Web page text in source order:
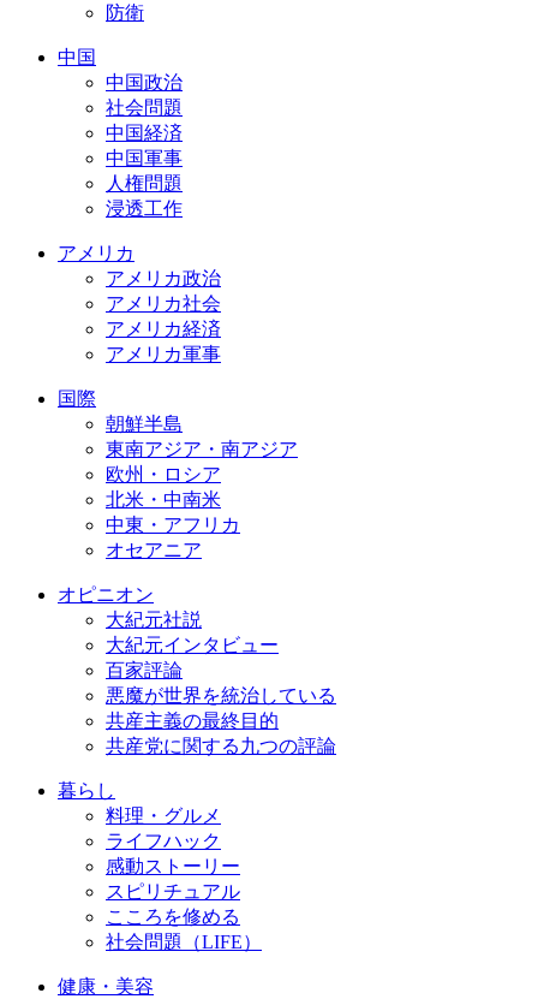
防衛
中国
中国政治
社会問題
中国経済
中国軍事
人権問題
浸透工作
アメリカ
アメリカ政治
アメリカ社会
アメリカ経済
アメリカ軍事
国際
朝鮮半島
東南アジア・南アジア
欧州・ロシア
北米・中南米
中東・アフリカ
オセアニア
オピニオン
大紀元社説
大紀元インタビュー
百家評論
悪魔が世界を統治している
共産主義の最終目的
共産党に関する九つの評論
暮らし
料理・グルメ
ライフハック
感動ストーリー
スピリチュアル
こころを修める
社会問題（LIFE）
健康・美容